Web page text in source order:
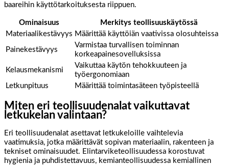
baareihin käyttötarkoituksesta riippuen.
Ominaisuus
Merkitys teollisuuskäytössä
Materiaalikestävyys Määrittää käyttöiän vaativissa olosuhteissa
Painekestävyys
Varmistaa turvallisen toiminnan
korkeapainesovelluksissa
Kelausmekanismi
Vaikuttaa käytön tehokkuuteen ja
työergonomiaan
Letkunpituus
Määrittää toimintasäteen työpisteellä
Miten eri teollisuudenalat vaikuttavat
letkukelan valintaan?
Eri teollisuudenalat asettavat letkukeloille vaihtelevia
vaatimuksia, jotka määrittävät sopivan materiaalin, rakenteen ja
tekniset ominaisuudet. Elintarviketeollisuudessa korostuvat
hygienia ja puhdistettavuus, kemianteollisuudessa kemiallinen